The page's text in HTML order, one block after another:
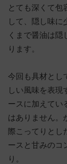
とても深くて包
して、隠し味に
くまで醤油は隠
ります。
今回も具材とし
しい風味を表現
ースに加えてい
はありません。
際こってりとし
ースと甘みのコ
り。